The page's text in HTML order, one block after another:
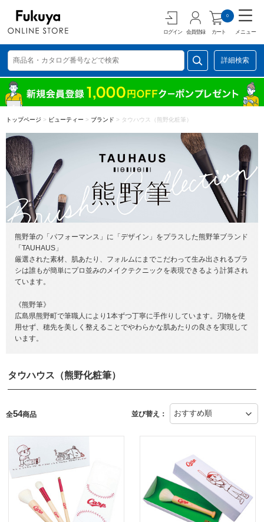
ログイン 会員登録 カート
0
メニュー
詳細検索
トップページ > ビューティー > ブランド > タウハウス（熊野化粧筆）
熊野筆の「パフォーマンス」に「デザイン」をプラスした熊野筆ブランド
「TAUHAUS」
厳選された素材、肌あたり、フォルムにまでこだわって生み出されるブラ
シは誰もが簡単にプロ並みのメイクテクニックを表現できるよう計算され
ています。
《熊野筆》
広島県熊野町で筆職人により1本ずつ丁寧に手作りしています。刃物を使
用せず、穂先を美しく整えることでやわらかな肌あたりの良さを実現して
います。
タウハウス（熊野化粧筆）
全54商品 並び替え：